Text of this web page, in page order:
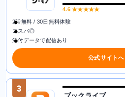
4.6★★★★★
2話無料 / 30日無料体験
コスパ◎
添付データで配信あり
公式サイトへ
3